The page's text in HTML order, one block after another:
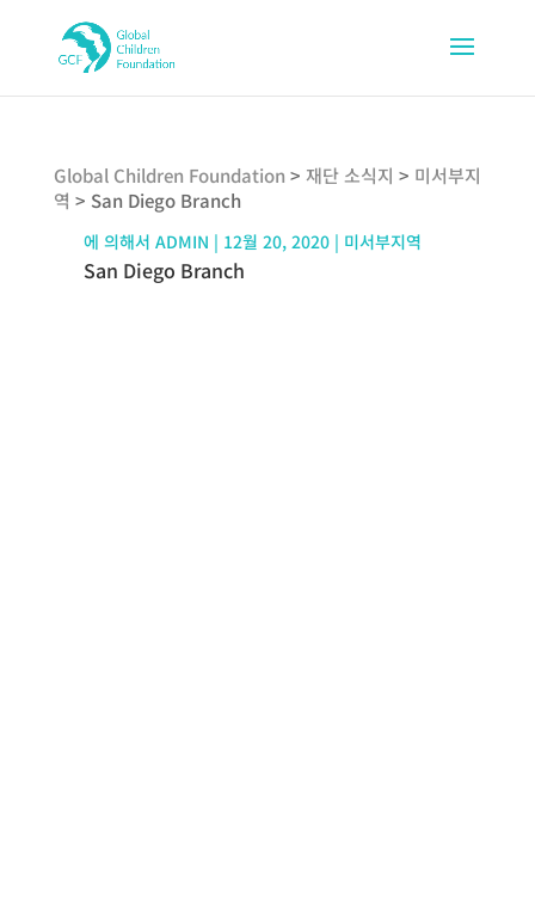
Global Children Foundation > 재단 소식지 > 미서부지
역 > San Diego Branch
에 의해서 ADMIN | 12월 20, 2020| 미서부지역
San Diego Branch